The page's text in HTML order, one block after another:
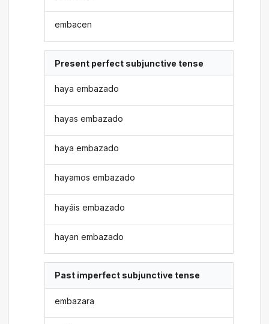
embacen
Present perfect subjunctive tense
haya embazado
hayas embazado
haya embazado
hayamos embazado
hayáis embazado
hayan embazado
Past imperfect subjunctive tense
embazara